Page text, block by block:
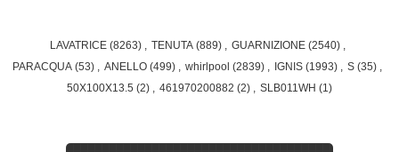
LAVATRICE (8263) TENUTA (889) GUARNIZIONE (2540)
PARACQUA (53) ANELLO (499) whirlpool (2839) IGNIS (1993) S (35)
50X100X13.5 (2) 461970200882 (2) SLB011WH (1)